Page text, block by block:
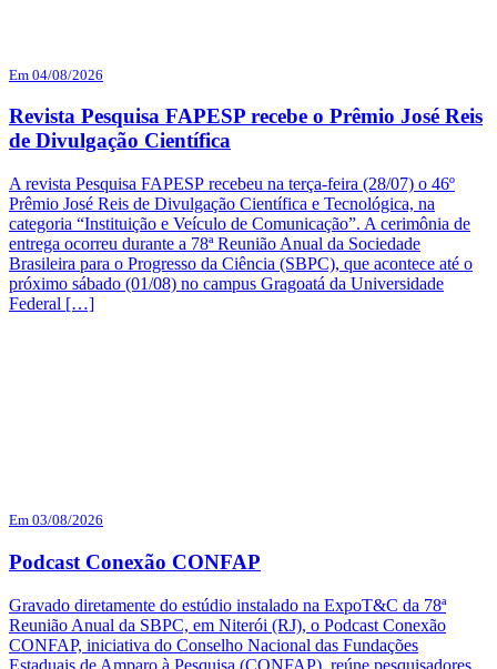
Em 04/08/2026
Revista Pesquisa FAPESP recebe o Prêmio José Reis
de Divulgação Científica
A revista Pesquisa FAPESP recebeu na terça-feira (28/07) o 46º
Prêmio José Reis de Divulgação Científica e Tecnológica, na
categoria “Instituição e Veículo de Comunicação”. A cerimônia de
entrega ocorreu durante a 78ª Reunião Anual da Sociedade
Brasileira para o Progresso da Ciência (SBPC), que acontece até o
próximo sábado (01/08) no campus Gragoatá da Universidade
Federal […]
Em 03/08/2026
Podcast Conexão CONFAP
Gravado diretamente do estúdio instalado na ExpoT&C da 78ª
Reunião Anual da SBPC, em Niterói (RJ), o Podcast Conexão
CONFAP, iniciativa do Conselho Nacional das Fundações
Estaduais de Amparo à Pesquisa (CONFAP), reúne pesquisadores,